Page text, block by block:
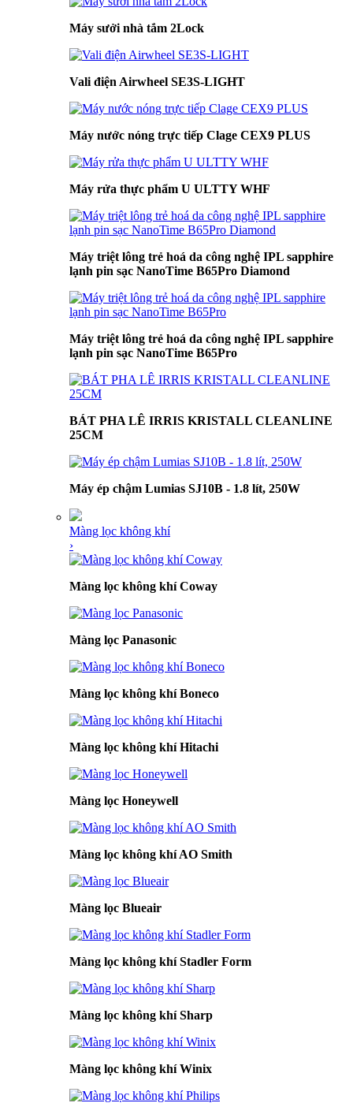
Máy sưởi nhà tắm 2Lock
Vali điện Airwheel SE3S-LIGHT
Máy nước nóng trực tiếp Clage CEX9 PLUS
Máy rửa thực phẩm U ULTTY WHF
Máy triệt lông trẻ hoá da công nghệ IPL sapphire
lạnh pin sạc NanoTime B65Pro Diamond
Máy triệt lông trẻ hoá da công nghệ IPL sapphire
lạnh pin sạc NanoTime B65Pro
BÁT PHA LÊ IRRIS KRISTALL CLEANLINE
25CM
Máy ép chậm Lumias SJ10B - 1.8 lít, 250W
Màng lọc không khí
›
Màng lọc không khí Coway
Màng lọc Panasonic
Màng lọc không khí Boneco
Màng lọc không khí Hitachi
Màng lọc Honeywell
Màng lọc không khí AO Smith
Màng lọc Blueair
Màng lọc không khí Stadler Form
Màng lọc không khí Sharp
Màng lọc không khí Winix